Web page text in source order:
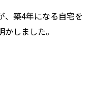
、築4年になる自宅を
しました。